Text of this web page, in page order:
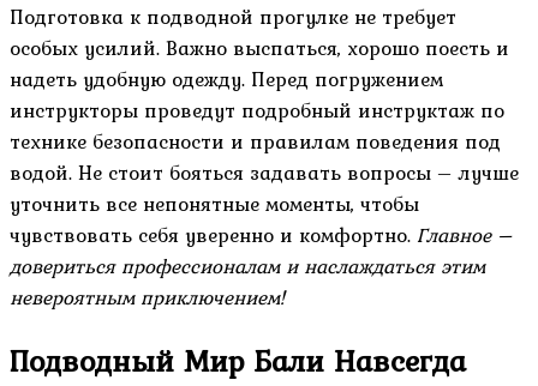
Подготовка к подводной прогулке не требует
особых усилий. Важно выспаться, хорошо поесть и
надеть удобную одежду. Перед погружением
инструкторы проведут подробный инструктаж по
технике безопасности и правилам поведения под
водой. Не стоит бояться задавать вопросы – лучше
уточнить все непонятные моменты, чтобы
чувствовать себя уверенно и комфортно. Главное –
довериться профессионалам и наслаждаться этим
невероятным приключением!
Подводный Мир Бали Навсегда